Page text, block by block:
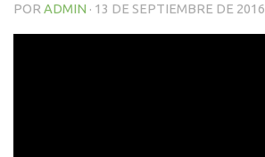
POR ADMIN · 13 DE SEPTIEMBRE DE 2016